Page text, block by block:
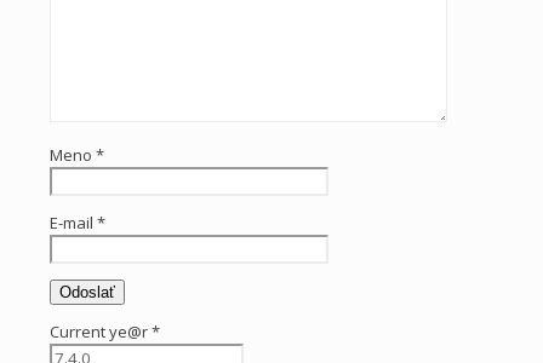
Meno *
E-mail *
Current ye@r*